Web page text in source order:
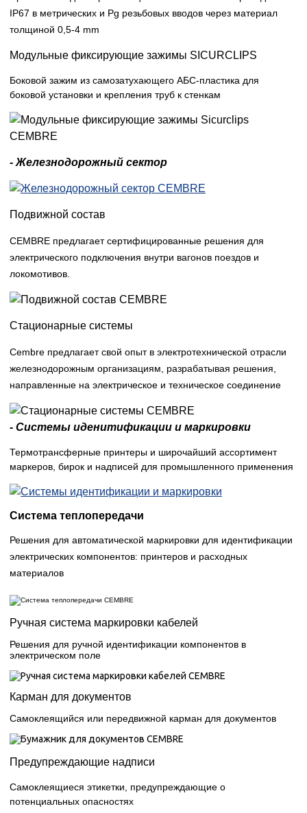
IP67 в метрических и Pg резьбовых вводов через материал
толщиной 0,5-4 mm
Модульные фиксирующие зажимы SICURCLIPS
Боковой зажим из самозатухающего АБС-пластика для
боковой установки и крепления труб к стенкам
- Железнодорожный сектор
Подвижной состав
CEMBRE предлагает сертифицированные решения для
электрического подключения внутри вагонов поездов и
локомотивов.
Стационарные системы
Cembre предлагает свой опыт в электротехнической отрасли
железнодорожным организациям, разрабатывая решения,
направленные на электрическое и техническое соединение
- Системы иденитификации и маркировки
Термотрансферные принтеры и широчайший ассортимент
маркеров, бирок и надписей для промышленного применения
Система теплопередачи
Решения для автоматической маркировки для идентификации
электрических компонентов: принтеров и расходных
материалов
Ручная система маркировки кабелей
Решения для ручной идентификации компонентов в
электрическом поле
Карман для документов
Самоклеящийся или передвижной карман для документов
Предупреждающие надписи
Самоклеящиеся этикетки, предупреждающие о
потенциальных опасностях